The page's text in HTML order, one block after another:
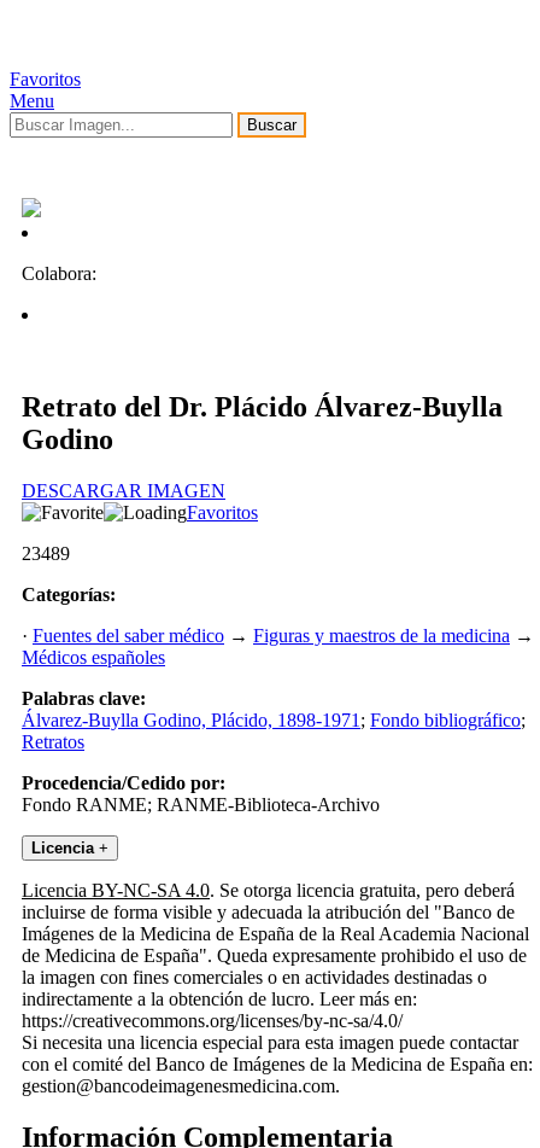
Favoritos
Menu
Buscar
Colabora:
Retrato del Dr. Plácido Álvarez-Buylla
Godino
DESCARGAR IMAGEN
Favoritos
23489
Categorías:
· Fuentes del saber médico → Figuras y maestros de la medicina →
Médicos españoles
Palabras clave:
Álvarez-Buylla Godino, Plácido, 1898-1971 ; Fondo bibliográfico;
Retratos
Procedencia/Cedido por:
Fondo RANME; RANME-Biblioteca-Archivo
Licencia +
Licencia BY-NC-SA 4.0. Se otorga licencia gratuita, pero deberá
incluirse de forma visible y adecuada la atribución del "Banco de
Imágenes de la Medicina de España de la Real Academia Nacional
de Medicina de España". Queda expresamente prohibido el uso de
la imagen con fines comerciales o en actividades destinadas o
indirectamente a la obtención de lucro. Leer más en:
https://creativecommons.org/licenses/by-nc-sa/4.0/
Si necesita una licencia especial para esta imagen puede contactar
con el comité del Banco de Imágenes de la Medicina de España en:
gestion@bancodeimagenesmedicina.com.
Información Complementaria